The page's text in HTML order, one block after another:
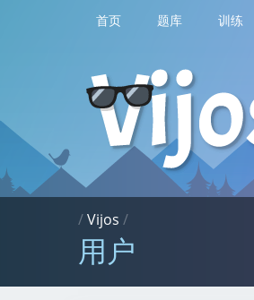
首页 题库 训练
/Vijos /
用户